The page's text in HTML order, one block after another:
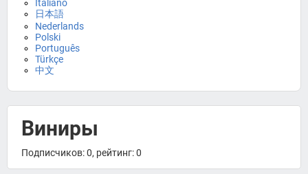
Italiano
日本語
Nederlands
Polski
Português
Türkçe
中文
Виниры
Подписчиков: 0, рейтинг: 0